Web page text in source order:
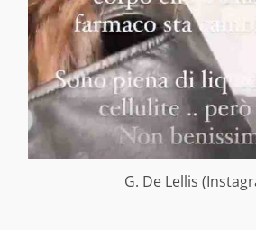
G. De Lellis